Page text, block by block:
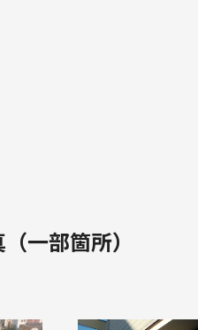
一部箇所）